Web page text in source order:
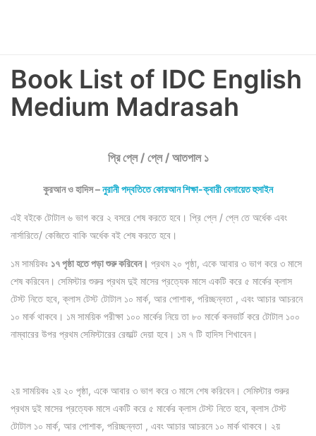
Book List of IDC English
Medium Madrasah
প্রি প্লে / প্লে / আতপাল ১
কুরআন ও হাদিস –নুরানী পদ্বতিতে কোরআন শিক্ষা-ক্বারী বেলায়েত হুসাইন
এই বইকে টোটাল ৬ ভাগ করে ২ বসরে শেষ করতে হবে। প্রি প্লে / প্লে তে অর্ধেক এবং
নার্সারিতে/ কেজিতে বাকি অর্ধেক বই শেষ করতে হবে।
১ম সাময়িকঃ ১৭ পৃষ্ঠা হতে পড়া শুরু করিবেন। প্রথম ২০ পৃষ্ঠা, একে আবার ৩ ভাগ করে ৩ মাসে
শেষ করিবেন। সেমিস্টার শুরুর প্রথম দুই মাসের প্রত্যেক মাসে একটি করে ৫ মার্কের ক্লাস
টেস্ট নিতে হবে, ক্লাস টেস্ট টোটাল ১০ মার্ক, আর পোশাক, পরিচ্ছন্নতা , এবং আচার আচরনে
১০ মার্ক থাকবে। ১ম সাময়িক পরীক্ষা ১০০ মার্কের নিয়ে তা ৮০ মার্কে কনভার্ট করে টোটাল ১০০
নাম্বারের উপর প্রথম সেমিস্টারের রেজাল্ট দেয়া হবে। ১ম ৭ টি হাদিস শিখাবেন।
২য় সাময়িকঃ ২য় ২০ পৃষ্ঠা, একে আবার ৩ ভাগ করে ৩ মাসে শেষ করিবেন। সেমিস্টার শুরুর
প্রথম দুই মাসের প্রত্যেক মাসে একটি করে ৫ মার্কের ক্লাস টেস্ট নিতে হবে, ক্লাস টেস্ট
টোটাল ১০ মার্ক, আর পোশাক, পরিচ্ছন্নতা , এবং আচার আচরনে ১০ মার্ক থাকবে। ২য়